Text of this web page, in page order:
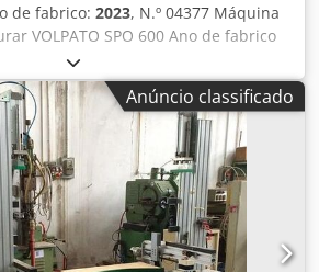
de fabrico: 2023, N.º 04377 Máquina
VOLPATO SPO 600 Ano de fabrico
disponível, fabricado em Itália
máquinas de lixar há mais de 60 anos
600 mm Chodpfx Ajqrtv Rsb Nsa
para duas passagens e
de 1200 mm Regulação eléctrica
as unidades, independentemente uma
de lixagem 330 mm (360 mm)
da escova Ambas as escovas podem
Diâmetro máximo das escovas
infinitamente variável 180 - 600
Anúncio classificado